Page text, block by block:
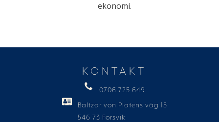
ekonomi.
KONTAKT
0706 725 649
Baltzar von Platens väg 15
546 73 Forsvik